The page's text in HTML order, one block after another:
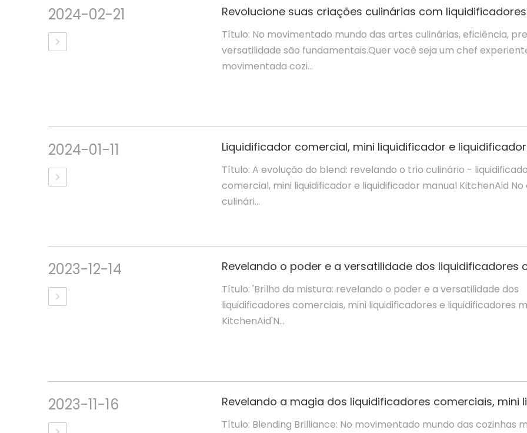
2024-02-21
Título: No movimentado mundo das artes culinárias, eficiência,
versatilidade são fundamentais.Quer você seja um chef
movimentada cozi...
2024-01-11
Título: A evolução do blend: revelando o trio culinário -
comercial, mini liquidificador e liquidificador manual KitchenAid No
culinári...
2023-12-14
Título: 'Brilho da mistura: revelando o poder e a versatilidade dos
liquidificadores comerciais, mini liquidificadores e liquidificadores
KitchenAid'N...
2023-11-16
Título: Blending Brilliance: No movimentado mundo das cozinhas